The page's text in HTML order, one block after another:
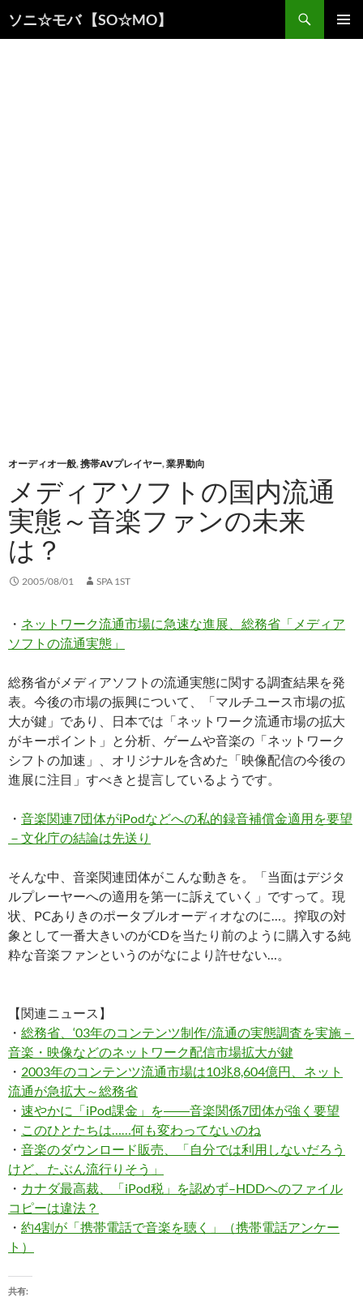
ソニ☆モバ 【SO☆MO】
索
オーディオ一般,携帯AVプレイヤー,業界動向
メディアソフトの国内流通
実態～音楽ファンの未来
は？
2005/08/01 SPA 1ST
・ ネットワーク流通市場に急速な進展、総務省「メディア
ソフトの流通実態」
総務省がメディアソフトの流通実態に関する調査結果を発
表。今後の市場の振興について、「マルチユース市場の拡
大が鍵」であり、日本では「ネットワーク流通市場の拡大
がキーポイント」と分析、ゲームや音楽の「ネットワーク
シフトの加速」、オリジナルを含めた「映像配信の今後の
進展に注目」すべきと提言しているようです。
・ 音楽関連7団体がiPodなどへの私的録音補償金適用を要望
－文化庁の結論は先送り
そんな中、音楽関連団体がこんな動きを。「当面はデジタ
ルプレーヤーへの適用を第一に訴えていく」ですって。現
状、PCありきのポータブルオーディオなのに…。搾取の対
象として一番大きいのがCDを当たり前のように購入する純
粋な音楽ファンというのがなにより許せない…。
【関連ニュース】
・ 総務省、‘03年のコンテンツ制作/流通の実態調査を実施－
音楽・映像などのネットワーク配信市場拡大が鍵
・ 2003年のコンテンツ流通市場は10兆8,604億円、ネット
流通が急拡大～総務省
・ 速やかに「iPod課金」を――音楽関係7団体が強く要望
・ このひとたちは……何も変わってないのね
・ 音楽のダウンロード販売、「自分では利用しないだろう
けど、たぶん流行りそう」
・ カナダ最高裁、「iPod税」を認めず–HDDへのファイル
コピーは違法？
・ 約4割が「携帯電話で音楽を聴く」（携帯電話アンケー
ト）
共有: